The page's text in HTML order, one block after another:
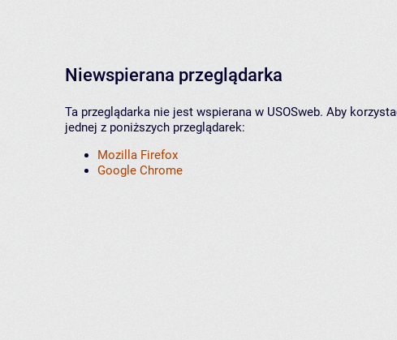
Niewspierana przeglądarka
Ta przeglądarka nie jest wspierana w USOSweb. Aby
jednej z poniższych przeglądarek:
Mozilla Firefox
Google Chrome